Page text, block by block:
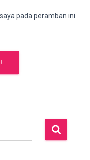
pada peramban ini